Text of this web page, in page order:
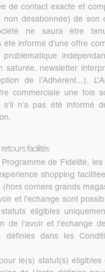
de contact exacte et
non désabonnée) de son
ne saura être
été informé d’une offre
saturée, newsletter
de l’Adhérent...).
commerciale une fois
n’a pas été informé
facilités
de Fidélité,
shopping
corners grands
et l’échange sont
éligibles
de l’avoir et l’échange
définies dans les
le(s) statut(s) éligibles